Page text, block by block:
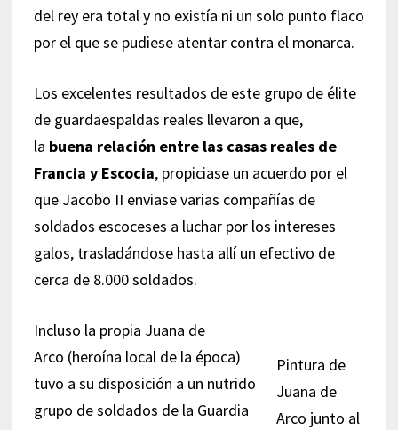
del rey era total y no existía ni un solo punto flaco
por el que se pudiese atentar contra el monarca.
Los excelentes resultados de este grupo de élite
de guardaespaldas reales llevaron a que,
la buena relación entre las casas reales de
Francia y Escocia, propiciase un acuerdo por el
que Jacobo II enviase varias compañías de
soldados escoceses a luchar por los intereses
galos, trasladándose hasta allí un efectivo de
cerca de 8.000 soldados.
Pintura de
Juana de
Arco junto al
Incluso la propia Juana de
Arco (heroína local de la época)
tuvo a su disposición a un nutrido
grupo de soldados de la Guardia